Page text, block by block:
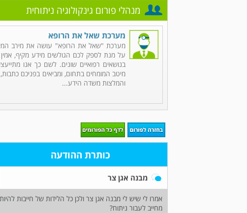
מנהלי פורום גינקולוגיה ניתוחית
מערכת שאל את הרופא
מערכת "שאל את הרופא" עושה את מירב
על מנת לספק לכם הגולשים מידע מקיף, אמין
בנושאים רפואיים שונים. לשם כך אנו
מיטב המומחים בתחום, ומביאים בפניכם
והמלצות משדה הידע...
כותרת ההודעה
מבנה אגן צר
אמרו לי שיש לי מבנה אגן צר ולכן כל הלידות של חייבות
מחייב לעבור ניתוח?